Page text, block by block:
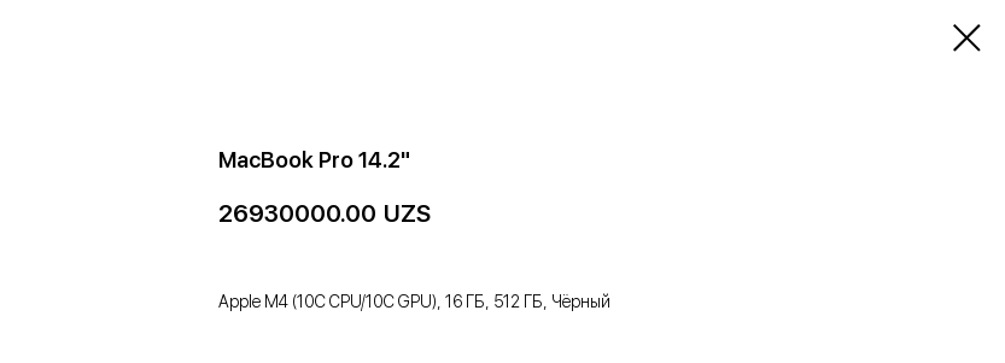
MacBook Pro 14.2"
26930000.00 UZS
Apple M4 (10C CPU/10C GPU), 16 ГБ, 512 ГБ, Чёрный